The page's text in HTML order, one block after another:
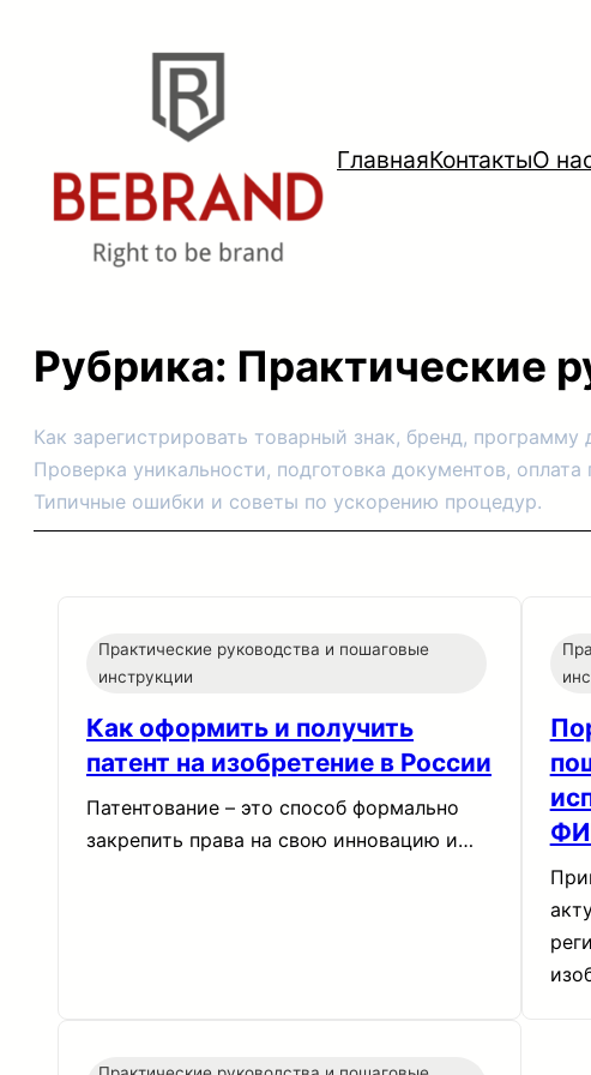
ГлавнаяКонтактыО
Рубрика: Практические
Как зарегистрировать товарный знак, бренд,
Проверка уникальности, подготовка документов, оплата
Типичные ошибки и советы по ускорению процедур.
Практические руководства и пошаговые
инструкции
Как оформить и получить
патент на изобретение в России
Патентование – это способ формально
закрепить права на свою инновацию и…